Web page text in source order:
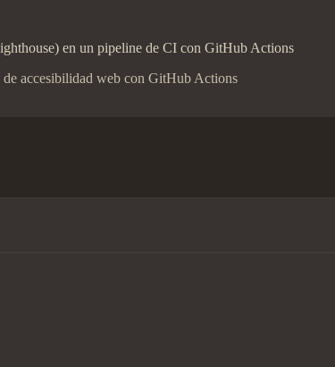
en un pipeline de CI con GitHub Actions
accesibilidad web con GitHub Actions